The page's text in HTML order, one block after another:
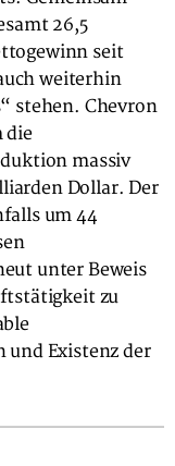
26,5
seit
weiterhin
stehen. Chevron
die
massiv
Dollar. Der
um 44
unter Beweis
zu
und Existenz der